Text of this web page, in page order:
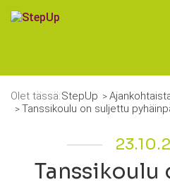
Olet tässä:StepUp
Tanssikoulu on suljettu